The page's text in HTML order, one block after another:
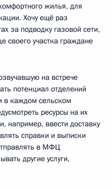
жилья, для
Хочу ещё раз
за подводку газовой сети,
своего участка граждане
на встрече
потенциал отделений
в каждом сельском
ресурсы на их
например, ввести доставку
справки и выписки
в МФЦ
другие услуги,